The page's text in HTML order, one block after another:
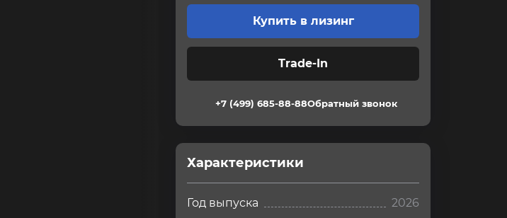
Купить в лизинг
Trade-In
+7 (499) 685-88-88Обратный звонок
Характеристики
Год выпуска 2026